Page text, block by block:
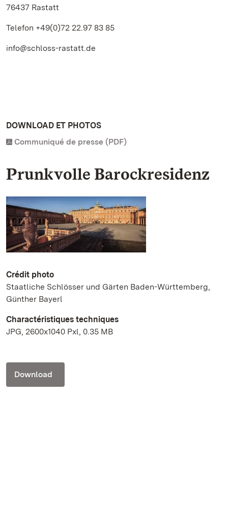
76437 Rastatt
Telefon +49(0)72 22.97 83 85
info@schloss-rastatt.de
DOWNLOAD ET PHOTOS
Communiqué de presse (PDF)
Prunkvolle Barockresidenz
Crédit photo
Staatliche Schlösser und Gärten Baden-Württemberg,
Günther Bayerl
Charactéristiques techniques
JPG, 2600x1040 Pxl, 0.35 MB
Download